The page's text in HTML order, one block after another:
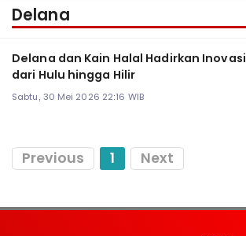
Delana
Delana dan Kain Halal Hadirkan Inovasi
dari Hulu hingga Hilir
Sabtu, 30 Mei 2026 22:16 WIB
Previous 1 Next